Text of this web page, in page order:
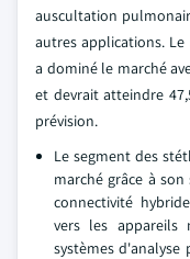
auscultation
autres applications.
a dominé le marché
et devrait atteindre
prévision.
Le segment des
marché grâce à
connectivité
vers les appareils
systèmes d'analyse